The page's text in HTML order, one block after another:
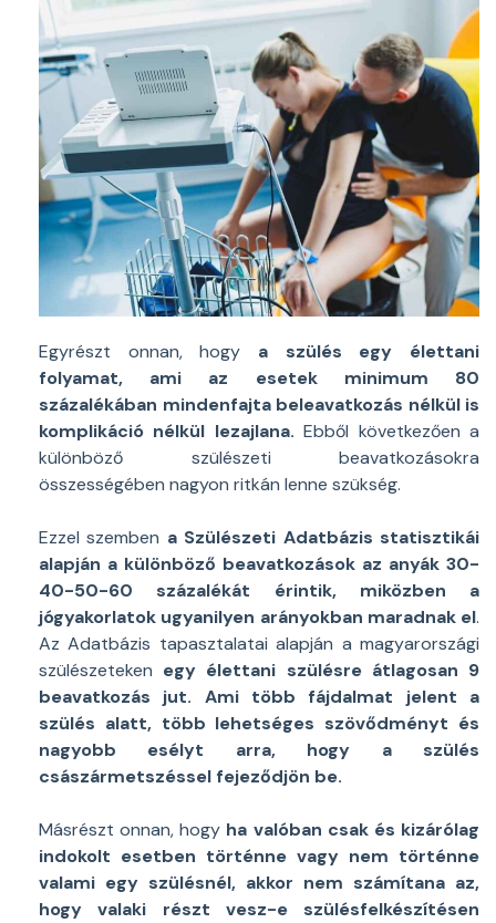
Egyrészt onnan, hogy a szülés egy élettani
folyamat, ami az esetek minimum 80
százalékában mindenfajta beleavatkozás nélkül is
komplikáció nélkül lezajlana. Ebből következően a
különböző szülészeti beavatkozásokra
összességében nagyon ritkán lenne szükség.
Ezzel szemben a Szülészeti Adatbázis statisztikái
alapján a különböző beavatkozások az anyák 30-
40-50-60 százalékát érintik, miközben a
jógyakorlatok ugyanilyen arányokban maradnak el.
Az Adatbázis tapasztalatai alapján a magyarországi
szülészeteken egy élettani szülésre átlagosan 9
beavatkozás jut. Ami több fájdalmat jelent a
szülés alatt, több lehetséges szövődményt és
nagyobb esélyt arra, hogy a szülés
császármetszéssel fejeződjön be.
Másrészt onnan, hogy ha valóban csak és kizárólag
indokolt esetben történne vagy nem történne
valami egy szülésnél, akkor nem számítana az,
hogy valaki részt vesz-e szülésfelkészítésen